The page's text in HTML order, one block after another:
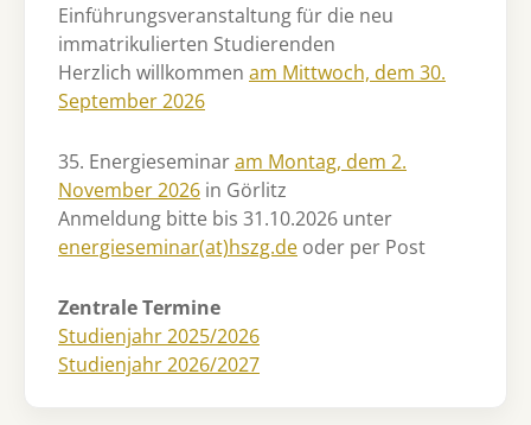
Einführungsveranstaltung für die neu
immatrikulierten Studierenden
Herzlich willkommen am Mittwoch, dem 30.
September 2026
35. Energieseminaram Montag, dem 2.
November 2026 in Görlitz
Anmeldung bitte bis 31.10.2026 unter
energieseminar(at)hszg.de oder per Post
Zentrale Termine
Studienjahr 2025/2026
Studienjahr 2026/2027